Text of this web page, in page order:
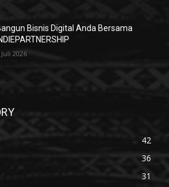
Bisnis Digital Anda Bersama
Juli 2026
42
36
31